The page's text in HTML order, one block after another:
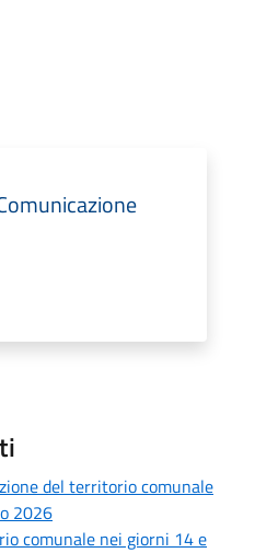
del territorio comunale
2026
comunale nei giorni 14 e